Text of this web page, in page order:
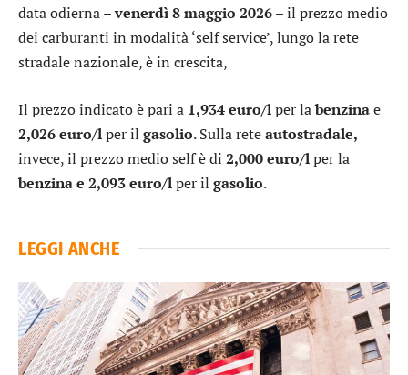
data odierna –venerdì 8 maggio 2026– il prezzo medio
dei carburanti in modalità ‘self service’, lungo la rete
stradale nazionale, è in crescita,
Il prezzo indicato è pari a 1,934 euro/lper labenzinae
2,026 euro/lper il gasolio. Sulla reteautostradale,
invece, il prezzo medio self è di 2,000 euro/lper la
benzina e 2,093 euro/lper il gasolio.
LEGGI ANCHE